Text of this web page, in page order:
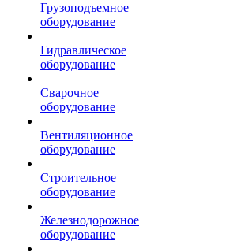
Грузоподъемное
оборудование
Гидравлическое
оборудование
Сварочное
оборудование
Вентиляционное
оборудование
Строительное
оборудование
Железнодорожное
оборудование